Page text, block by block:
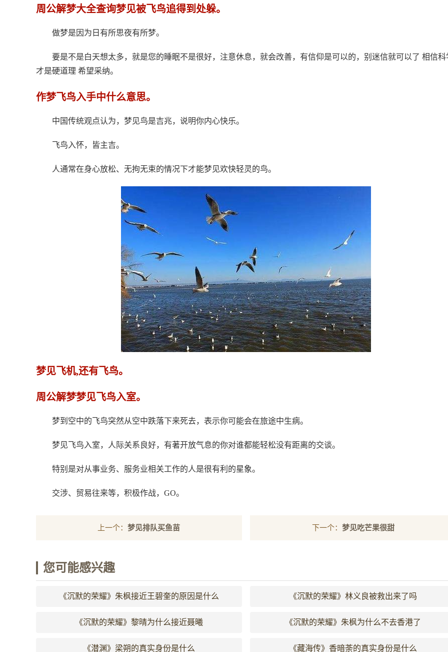
周公解梦大全查询梦见被飞鸟追得到处躲。
做梦是因为日有所思夜有所梦。
要是不是白天想太多，就是您的睡眠不是很好，注意休息，就会改善，有信仰是可以的，别迷信就可以了 相信科
才是硬道理 希望采纳。
作梦飞鸟入手中什么意思。
中国传统观点认为，梦见鸟是吉兆，说明你内心快乐。
飞鸟入怀，皆主吉。
人通常在身心放松、无拘无束的情况下才能梦见欢快轻灵的鸟。
梦见飞机,还有飞鸟。
周公解梦梦见飞鸟入室。
梦到空中的飞鸟突然从空中跌落下来死去，表示你可能会在旅途中生病。
梦见飞鸟入室，人际关系良好，有著开放气息的你对谁都能轻松没有距离的交谈。
特别是对从事业务、服务业相关工作的人是很有利的星象。
交涉、贸易往来等，积极作战，GO。
上一个：梦见排队买鱼苗 下一个： 梦见吃芒果很甜
您可能感兴趣
《沉默的荣耀》朱枫接近王碧奎的原因是什么 《沉默的荣耀》林义良被救出来了吗
《沉默的荣耀》黎晴为什么接近聂曦 《沉默的荣耀》朱枫为什么不去香港了
《潜渊》梁朔的真实身份是什么 《藏海传》香暗荼的真实身份是什么